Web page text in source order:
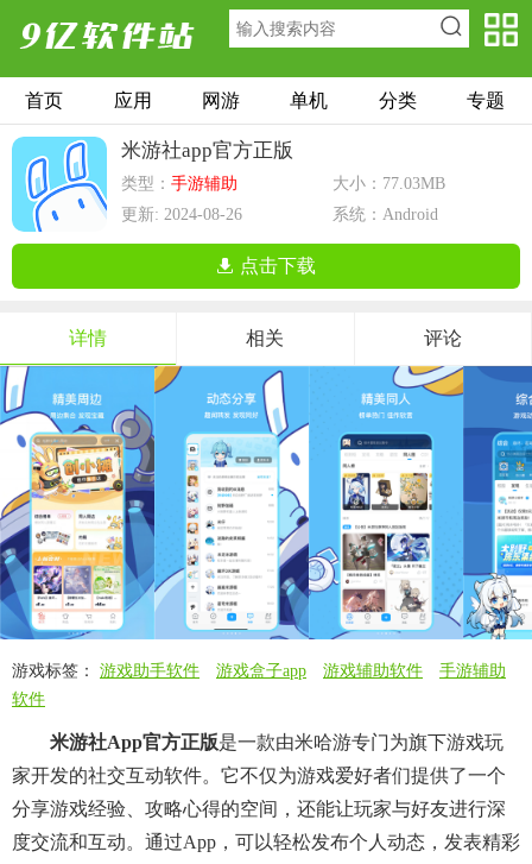
首页 应用 网游 单机 分类 专题
米游社app官方正版
类型： 手游辅助
大小：77.03MB
更新: 2024-08-26
系统：Android
点击下载
详情 相关 评论
游戏标签： 游戏助手软件 游戏盒子app 游戏辅助软件
手游辅助
软件
米游社app官方正版是一款由米哈游专门为旗下游戏玩
家开发的社交互动软件。它不仅为游戏爱好者们提供了一个
分享游戏经验、攻略心得的空间，还能让玩家与好友进行深
度交流和互动。通过app，可以轻松发布个人动态，发表精彩